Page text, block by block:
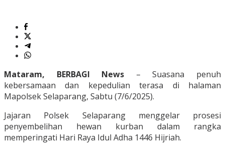
Mataram, BERBAGI News – Suasana penuh
kebersamaan dan kepedulian terasa di halaman
Mapolsek Selaparang, Sabtu (7/6/2025).
Jajaran Polsek Selaparang menggelar prosesi
penyembelihan hewan kurban dalam rangka
memperingati Hari Raya Idul Adha 1446 Hijriah.